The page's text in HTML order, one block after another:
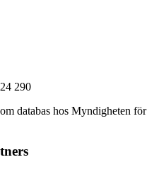
290
databas hos Myndigheten för